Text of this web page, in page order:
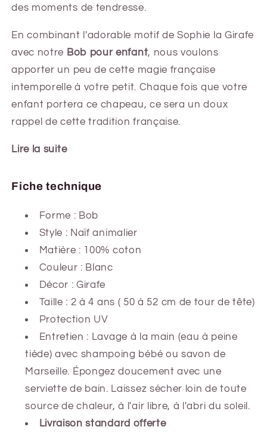
des moments de tendresse.
En combinant l'adorable motif de Sophie la Girafe
avec notre Bob pour enfant, nous voulons
apporter un peu de cette magie française
intemporelle à votre petit. Chaque fois que votre
enfant portera ce chapeau, ce sera un doux
rappel de cette tradition française.
Lire la suite
Fiche technique
Forme : Bob
Style : Naïf animalier
Matière : 100% coton
Couleur : Blanc
Décor : Girafe
Taille : 2 à 4 ans ( 50 à 52 cm de tour de tête)
Protection UV
Entretien : Lavage à la main (eau à peine
tiède) avec shampoing bébé ou savon de
Marseille. Épongez doucement avec une
serviette de bain. Laissez sécher loin de toute
source de chaleur, à l'air libre, à l'abri du soleil.
Livraison standard offerte